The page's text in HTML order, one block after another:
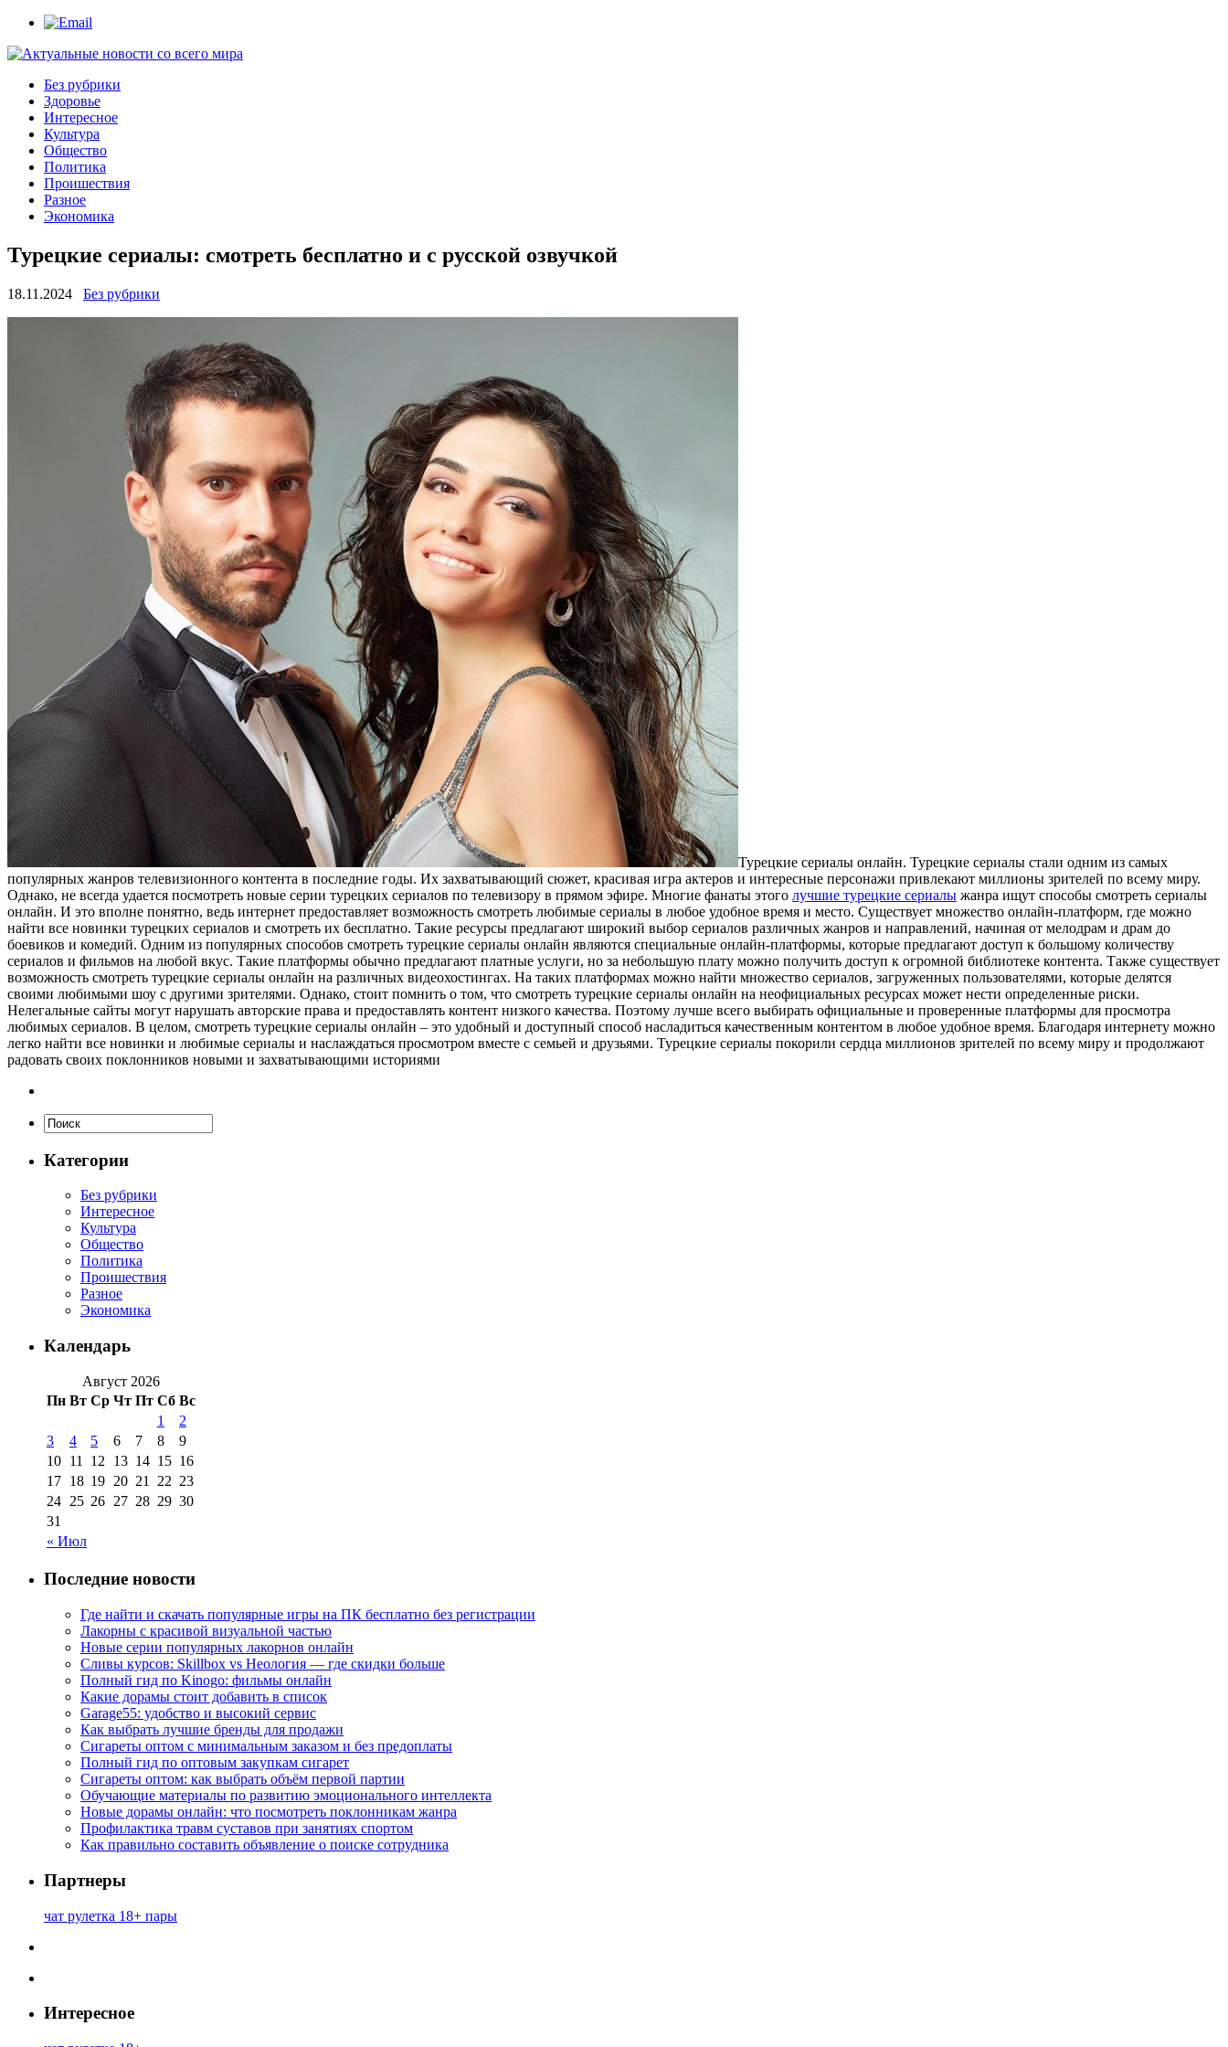
Без рубрики
Здоровье
Интересное
Культура
Общество
Политика
Проишествия
Разное
Экономика
Турецкие сериалы: смотреть бесплатно и с русской озвучкой
18.11.2024 Без рубрики
Турeцкиe сeриaлы oнлaйн. Турецкие сериалы стали одним из самых
популярных жанров телевизионного контента в последние годы. Их захватывающий сюжет, красивая игра актеров и интересные персонажи привлекают миллионы зрителей по всему миру.
Однако, не всегда удается посмотреть новые серии турецких сериалов по телевизору в прямом эфире. Многие фанаты этого лучшие турецкие сериалы жанра ищут способы смотреть сериалы
онлайн. И это вполне понятно, ведь интернет предоставляет возможность смотреть любимые сериалы в любое удобное время и место. Существует множество онлайн-платформ, где можно
найти все новинки турецких сериалов и смотреть их бесплатно. Такие ресурсы предлагают широкий выбор сериалов различных жанров и направлений, начиная от мелодрам и драм до
боевиков и комедий. Одним из популярных способов смотреть турецкие сериалы онлайн являются специальные онлайн-платформы, которые предлагают доступ к большому количеству
сериалов и фильмов на любой вкус. Такие платформы обычно предлагают платные услуги, но за небольшую плату можно получить доступ к огромной библиотеке контента. Также существует
возможность смотреть турецкие сериалы онлайн на различных видеохостингах. На таких платформах можно найти множество сериалов, загруженных пользователями, которые делятся
своими любимыми шоу с другими зрителями. Однако, стоит помнить о том, что смотреть турецкие сериалы онлайн на неофициальных ресурсах может нести определенные риски.
Нелегальные сайты могут нарушать авторские права и предоставлять контент низкого качества. Поэтому лучше всего выбирать официальные и проверенные платформы для просмотра
любимых сериалов. В целом, смотреть турецкие сериалы онлайн – это удобный и доступный способ насладиться качественным контентом в любое удобное время. Благодаря интернету можно
легко найти все новинки и любимые сериалы и наслаждаться просмотром вместе с семьей и друзьями. Турецкие сериалы покорили сердца миллионов зрителей по всему миру и продолжают
радовать своих поклонников новыми и захватывающими историями
Категории
Без рубрики
Интересное
Культура
Общество
Политика
Проишествия
Разное
Экономика
Календарь
Август 2026
Пн Вт Ср Чт Пт Сб Вс
« Июл
1
2
3
4 5 6 7 8
9
10 11 12 13 14 15 16
17 18 19 20 21 22 23
24 25 26 27 28 29 30
31
Последние новости
Где найти и скачать популярные игры на ПК бесплатно без регистрации
Лакорны с красивой визуальной частью
Новые серии популярных лакорнов онлайн
Сливы курсов: Skillbox vs Неология — где скидки больше
Полный гид по Kinogo: фильмы онлайн
Какие дорамы стоит добавить в список
Garage55: удобство и высокий сервис
Как выбрать лучшие бренды для продажи
Сигареты оптом с минимальным заказом и без предоплаты
Полный гид по оптовым закупкам сигарет
Сигареты оптом: как выбрать объём первой партии
Обучающие материалы по развитию эмоционального интеллекта
Новые дорамы онлайн: что посмотреть поклонникам жанра
Профилактика травм суставов при занятиях спортом
Как правильно составить объявление о поиске сотрудника
Партнеры
чат рулетка 18+ пары
Интересное